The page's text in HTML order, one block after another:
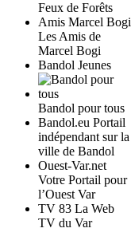
Feux de Forêts
Amis Marcel Bogi
Les Amis de
Marcel Bogi
Bandol Jeunes
Bandol pour tous
Bandol.eu Portail
indépendant sur la
ville de Bandol
Ouest-Var.net
Votre Portail pour
l’Ouest Var
TV 83 La Web
TV du Var